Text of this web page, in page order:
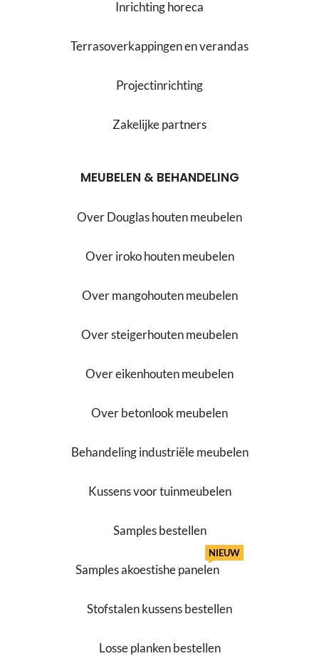
Inrichting horeca
Terrasoverkappingen en verandas
Projectinrichting
Zakelijke partners
MEUBELEN & BEHANDELING
Over Douglas houten meubelen
Over iroko houten meubelen
Over mangohouten meubelen
Over steigerhouten meubelen
Over eikenhouten meubelen
Over betonlook meubelen
Behandeling industriële meubelen
Kussens voor tuinmeubelen
Samples bestellen
Samples akoestishe panelen
NIEUW
Stofstalen kussens bestellen
Losse planken bestellen